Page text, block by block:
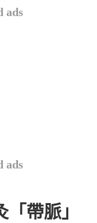
ads
ads
帶脈」